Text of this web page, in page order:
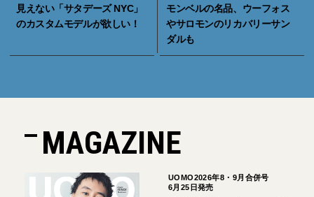
見えない「サタデーズ NYC」
のカスタムモデルが欲しい！
モンベルの名品、ウーフォス
やサロモンのリカバリーサン
ダルも
MAGAZINE
UOMO2026年8・9月合併号
6月25日発売